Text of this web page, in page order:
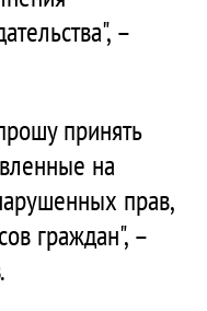
–
принять
на
прав,
граждан", –
.